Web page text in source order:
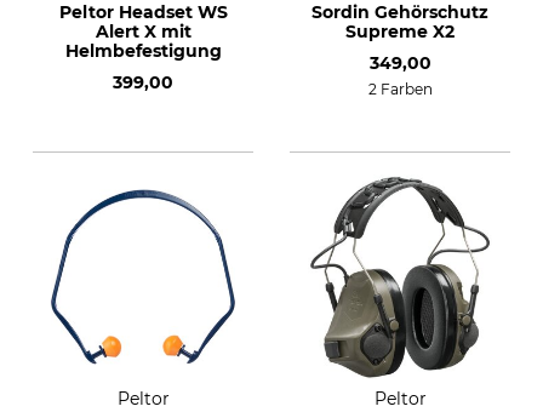
Peltor Headset WS
Alert X mit
Helmbefestigung
399,00
Sordin Gehörschutz
Supreme X2
349,00
2 Farben
Peltor
Peltor